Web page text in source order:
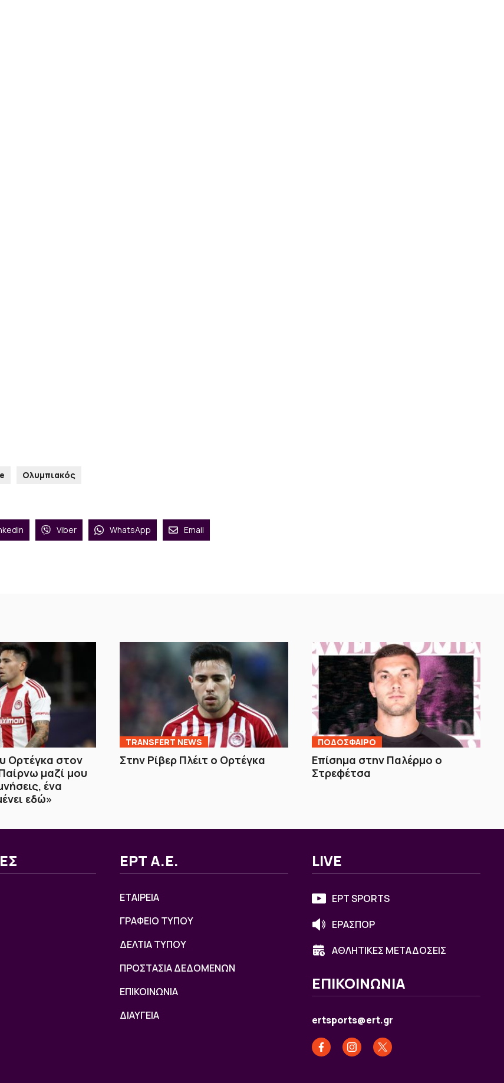
Ολυμπιακός
Viber WhatsApp Email
Ορτέγκα στον
μαζί μου
ένα
εδώ»
TRANSFERT NEWS
Στην Ρίβερ Πλέιτ ο Ορτέγκα
ΠΟΔΟΣΦΑΙΡΟ
Επίσημα στην Παλέρμο ο
Στρεφέτσα
ΕΡΤ Α.Ε.
ΕΤΑΙΡΕΙΑ
ΓΡΑΦΕΙΟ ΤΥΠΟΥ
ΔΕΛΤΙΑ ΤΥΠΟΥ
ΠΡΟΣΤΑΣΙΑ ΔΕΔΟΜΕΝΩΝ
ΕΠΙΚΟΙΝΩΝΙΑ
ΔΙΑΥΓΕΙΑ
LIVE
ΕΡΤ SPORTS
ΕΡΑΣΠΟΡ
ΑΘΛΗΤΙΚΕΣ ΜΕΤΑΔΟΣΕΙΣ
ΕΠΙΚΟΙΝΩΝΙΑ
ertsports@ert.gr